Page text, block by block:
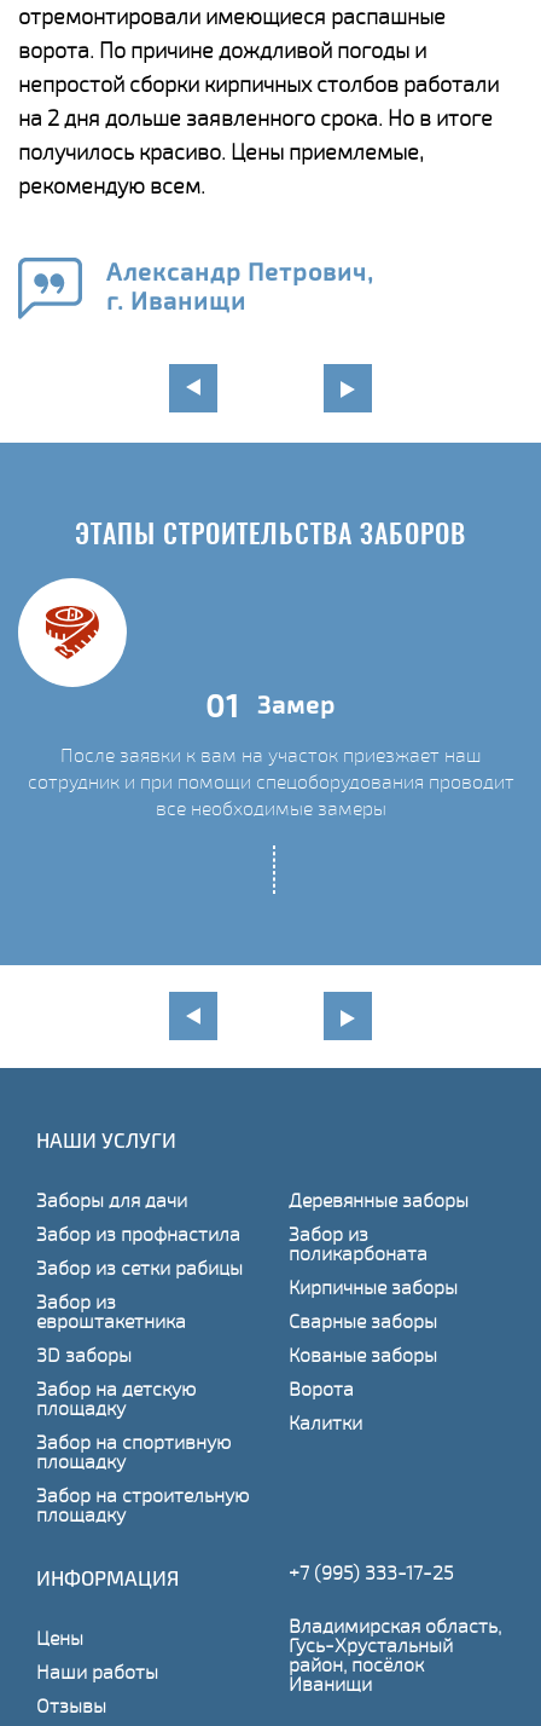
отремонтировали имеющиеся распашные
ворота. По причине дождливой погоды и
непростой сборки кирпичных столбов работали
на 2 дня дольше заявленного срока. Но в итоге
получилось красиво. Цены приемлемые,
рекомендую всем.
Александр Петрович,
г. Иванищи
ЭТАПЫ СТРОИТЕЛЬСТВА ЗАБОРОВ
01 Замер
После заявки к вам на участок приезжает наш
сотрудник и при помощи спецоборудования проводит
все необходимые замеры
НАШИ УСЛУГИ
Заборы для дачи
Забор из профнастила
Забор из сетки рабицы
Забор из
евроштакетника
3D заборы
Забор на детскую
площадку
Забор на спортивную
площадку
Забор на строительную
площадку
Деревянные заборы
Забор из
поликарбоната
Кирпичные заборы
Сварные заборы
Кованые заборы
Ворота
Калитки
ИНФОРМАЦИЯ
Цены
Наши работы
Отзывы
+7 (995) 333-17-25
Владимирская область,
Гусь-Хрустальный
район, посёлок
Иванищи